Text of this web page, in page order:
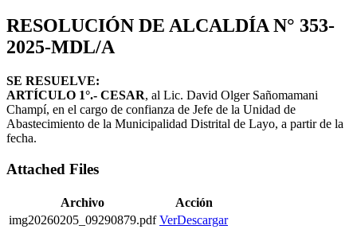
RESOLUCIÓN DE ALCALDÍA N° 353-
2025-MDL/A
SE RESUELVE:
ARTÍCULO 1°.- CESAR, al Lic. David Olger Sañomamani
Champí, en el cargo de confianza de Jefe de la Unidad de
Abastecimiento de la Municipalidad Distrital de Layo, a partir de la
fecha.
Attached Files
Archivo
Acción
img20260205_09290879.pdf VerDescargar